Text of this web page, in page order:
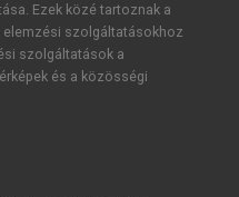
Ezek közé tartoznak a
szolgáltatásokhoz
szolgáltatások a
és a közösségi